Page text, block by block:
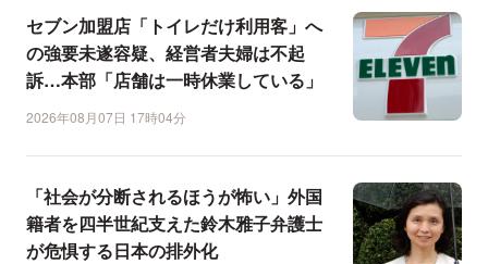
セブン加盟店「トイレだけ利用客」へ
の強要未遂容疑、経営者夫婦は不起
訴…本部「店舗は一時休業している」
2026年08月07日 17時04分
「社会が分断されるほうが怖い」外国
籍者を四半世紀支えた鈴木雅子弁護士
が危惧する日本の排外化